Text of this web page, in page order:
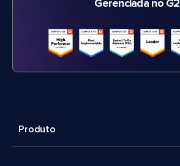
Gerenciada no G2
Produto